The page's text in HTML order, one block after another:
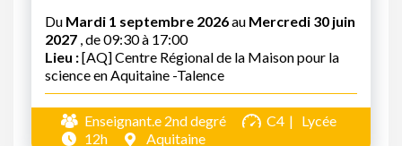
Du Mardi 1 septembre 2026au Mercredi 30 juin
2027 , de 09:30 à 17:00
Lieu :[AQ] Centre Régional de la Maison pour la
science en Aquitaine -Talence
Enseignant.e 2nd degré C4
Lycée
12h
Aquitaine